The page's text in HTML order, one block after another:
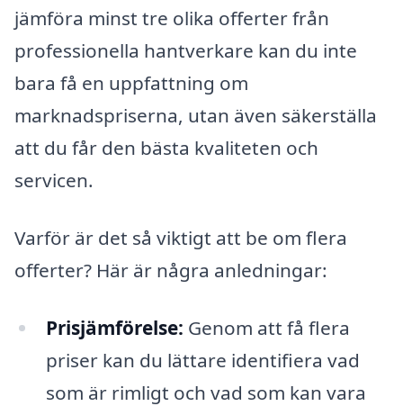
jämföra minst tre olika offerter från
professionella hantverkare kan du inte
bara få en uppfattning om
marknadspriserna, utan även säkerställa
att du får den bästa kvaliteten och
servicen.
Varför är det så viktigt att be om flera
offerter? Här är några anledningar:
Prisjämförelse: Genom att få flera
priser kan du lättare identifiera vad
som är rimligt och vad som kan vara